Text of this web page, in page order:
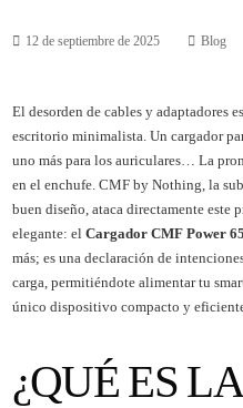
12 de septiembre de 2025 Blog
El desorden de cables y adaptadores
escritorio minimalista. Un cargador
uno más para los auriculares… La
en el enchufe. CMF by Nothing, la
buen diseño, ataca directamente este
elegante: el Cargador CMF Power
más; es una declaración de
carga, permitiéndote alimentar tu
único dispositivo compacto y
¿QUÉ ES LA